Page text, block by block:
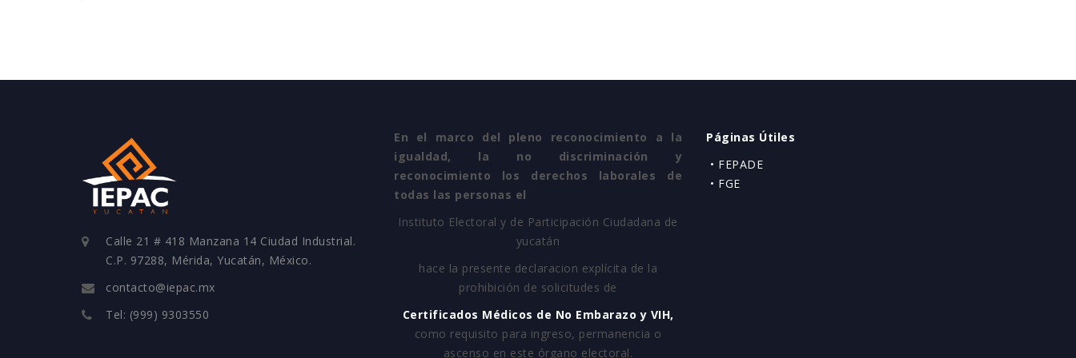
Calle 21 # 418 Manzana 14 Ciudad Industrial.
C.P. 97288, Mérida, Yucatán, México.
contacto@iepac.mx
Tel: (999) 9303550
En el marco del pleno reconocimiento a la
igualdad, la no discriminación y
reconocimiento los derechos laborales de
todas las personas el
Instituto Electoral y de Participación Ciudadana de
yucatán
hace la presente declaracion explícita de la
prohibición de solicitudes de
Certificados Médicos de No Embarazo y VIH,
como requisito para ingreso, permanencia o
ascenso en este órgano electoral.
Páginas Útiles
• FEPADE
• FGE